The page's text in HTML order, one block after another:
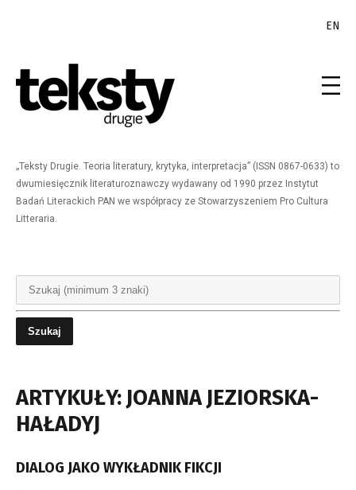
EN
„Teksty Drugie. Teoria literatury, krytyka, interpretacja” (ISSN 0867-0633) to
dwumiesięcznik literaturoznawczy wydawany od 1990 przez Instytut
Badań Literackich PAN we współpracy ze Stowarzyszeniem Pro Cultura
Litteraria.
ARTYKUŁY: JOANNA JEZIORSKA-
HAŁADYJ
DIALOG JAKO WYKŁADNIK FIKCJI